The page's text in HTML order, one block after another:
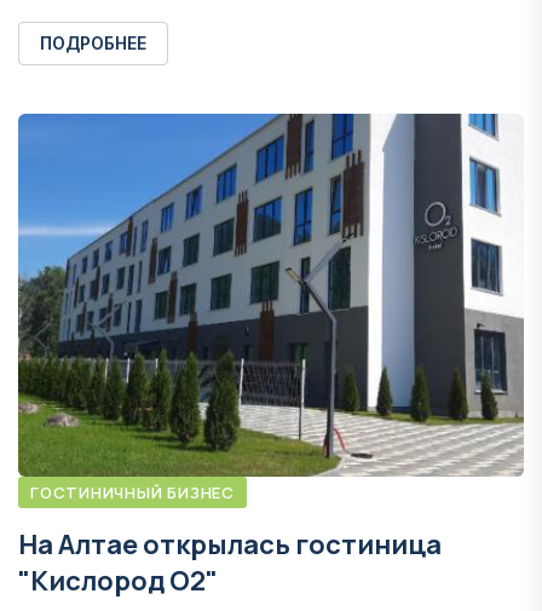
ПОДРОБНЕЕ
ГОСТИНИЧНЫЙ БИЗНЕС
На Алтае открылась гостиница
"Кислород О2"